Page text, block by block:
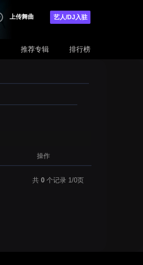
上传舞曲 艺人/DJ入驻
推荐专辑 排行榜
操作
共 0 个记录 1/0页